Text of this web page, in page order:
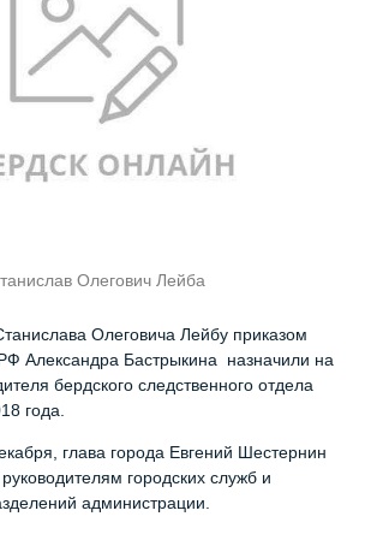
Олегович Лейба
Олеговича Лейбу приказом
Александра Бастрыкина назначили на
бердского следственного отдела
года.
глава города Евгений Шестернин
городских служб и
администрации.